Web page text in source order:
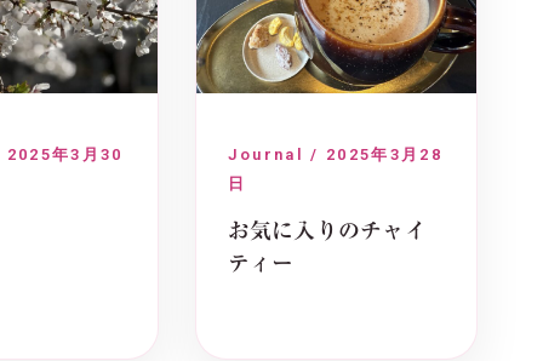
年3月30
Journal / 2025年3月28
日
お気に入りのチャイ
ティー